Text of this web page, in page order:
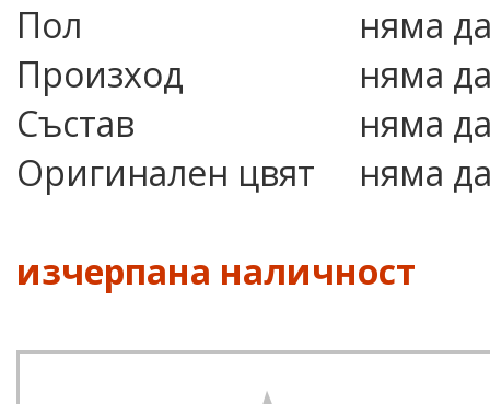
Пол
няма
Произход
няма
Състав
няма
Оригинален цвят
няма
изчерпана наличност